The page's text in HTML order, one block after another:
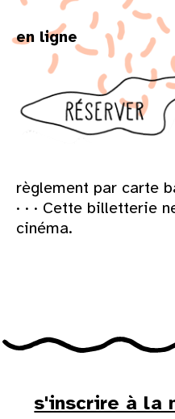
en ligne
règlement par carte
· · · Cette billetterie
cinéma.
s'inscrire à la